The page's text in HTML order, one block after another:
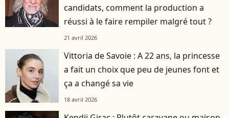
candidats, comment la production a
réussi à le faire rempiler malgré tout ?
21 avril 2026
Vittoria de Savoie : A 22 ans, la princesse
a fait un choix que peu de jeunes font et
ça a changé sa vie
18 avril 2026